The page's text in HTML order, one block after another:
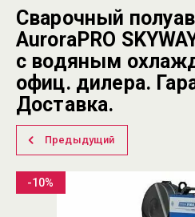
Сварочный
AuroraPRO
с водяным
офиц. дилера.
Доставка.
Предыдущий
-10%